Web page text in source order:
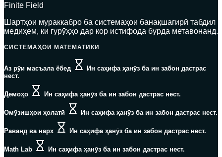
Finite Field
Шартҳои мураккабро ба системаҳои банақшагирӣ табдил
медиҳем, ки гурӯҳҳо дар кор истифода бурда метавонанд.
СИСТЕМАҲОИ МАТЕМАТИКӢ
Аз рӯи масъала ёбед
Ин саҳифа ҳанӯз ба ин забон дастрас
нест.
Демоҳо Ин саҳифа ҳанӯз ба ин забон дастрас нест.
Омӯзишҳои ҳолатӣ Ин саҳифа ҳанӯз ба ин забон дастрас нест.
Раванд ва нарх Ин саҳифа ҳанӯз ба ин забон дастрас нест.
Math Lab Ин саҳифа ҳанӯз ба ин забон дастрас нест.